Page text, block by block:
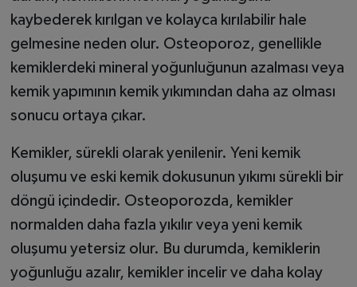
kaybederek kırılgan ve kolayca kırılabilir hale
gelmesine neden olur. Osteoporoz, genellikle
kemiklerdeki mineral yoğunluğunun azalması veya
kemik yapımının kemik yıkımından daha az olması
sonucu ortaya çıkar.
Kemikler, sürekli olarak yenilenir. Yeni kemik
oluşumu ve eski kemik dokusunun yıkımı sürekli bir
döngü içindedir. Osteoporozda, kemikler
normalden daha fazla yıkılır veya yeni kemik
oluşumu yetersiz olur. Bu durumda, kemiklerin
yoğunluğu azalır, kemikler incelir ve daha kolay